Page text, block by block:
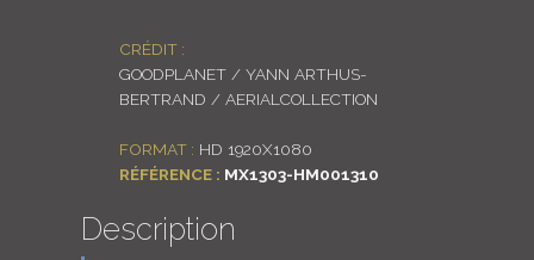
CRÉDIT :
GOODPLANET / YANN ARTHUS-
BERTRAND / AERIALCOLLECTION
FORMAT : HD 1920X1080
RÉFÉRENCE : MX1303-HM001310
Description